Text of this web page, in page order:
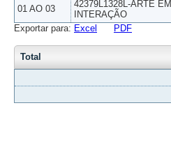
01 AO 03
42379L1328L-ARTE EM
INTERAÇÃO
Exportar para: Excel PDF
Total